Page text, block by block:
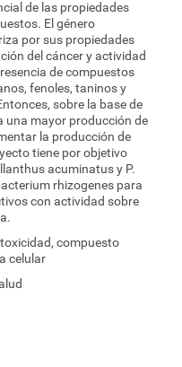
de las propiedades
El género
por sus propiedades
del cáncer y actividad
de compuestos
fenoles, taninos y
sobre la base de
una mayor producción de
la producción de
tiene por objetivo
acuminatus y P.
rhizogenes para
con actividad sobre
compuesto
celular